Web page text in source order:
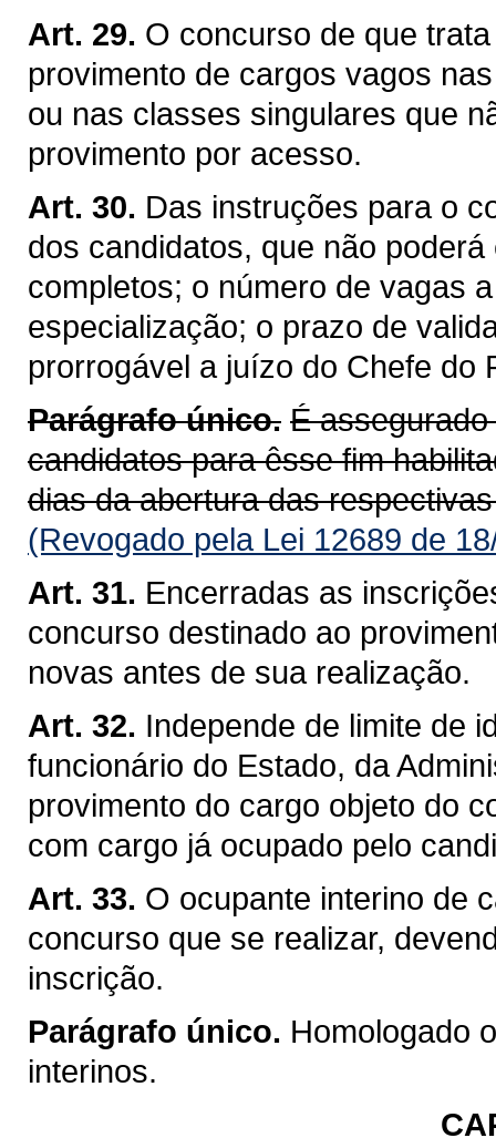
Art. 29. O concurso de que
provimento de cargos vagos
ou nas classes singulares que
provimento por acesso.
Art. 30. Das instruções para o
dos candidatos, que não
completos; o número de vagas
especialização; o prazo de
prorrogável a juízo do Chefe do
Parágrafo único. É
candidatos para êsse fim
dias da abertura das
(Revogado pela Lei 12689 de
Art. 31. Encerradas as
concurso destinado ao
novas antes de sua realização.
Art. 32. Independe de limite de
funcionário do Estado, da
provimento do cargo objeto do
com cargo já ocupado pelo
Art. 33. O ocupante interino de
concurso que se realizar,
inscrição.
Parágrafo único. Homologado
interinos.